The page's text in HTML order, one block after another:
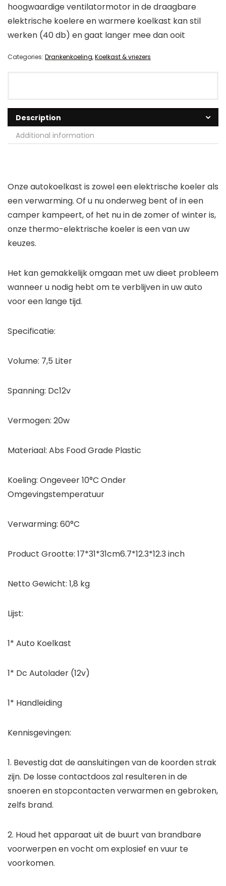
hoogwaardige ventilatormotor in de draagbare
elektrische koelere en warmere koelkast kan stil
werken (40 db) en gaat langer mee dan ooit
Categories: Drankenkoeling,Koelkast & vriezers
Description
Additional information
Onze autokoelkast is zowel een elektrische koeler als
een verwarming. Of u nu onderweg bent of in een
camper kampeert, of het nu in de zomer of winter is,
onze thermo-elektrische koeler is een van uw
keuzes.
Het kan gemakkelijk omgaan met uw dieet probleem
wanneer u nodig hebt om te verblijven in uw auto
voor een lange tijd.
Specificatie:
Volume: 7,5 Liter
Spanning: Dc12v
Vermogen: 20w
Materiaal: Abs Food Grade Plastic
Koeling: Ongeveer 10°C Onder
Omgevingstemperatuur
Verwarming: 60°C
Product Grootte: 17*31*31cm6.7*12.3*12.3 inch
Netto Gewicht: 1,8 kg
Lijst:
1* Auto Koelkast
1* Dc Autolader (12v)
1* Handleiding
Kennisgevingen:
1. Bevestig dat de aansluitingen van de koorden strak
zijn. De losse contactdoos zal resulteren in de
snoeren en stopcontacten verwarmen en gebroken,
zelfs brand.
2. Houd het apparaat uit de buurt van brandbare
voorwerpen en vocht om explosief en vuur te
voorkomen.